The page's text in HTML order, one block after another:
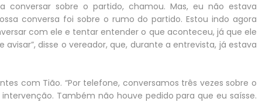
conversar sobre o partido, chamou. Mas, eu não estava
conversa foi sobre o rumo do partido. Estou indo agora
com ele e tentar entender o que aconteceu, já que ele
disse o vereador, que, durante a entrevista, já estava
com Tião. “Por telefone, conversamos três vezes sobre o
Também não houve pedido para que eu saísse.